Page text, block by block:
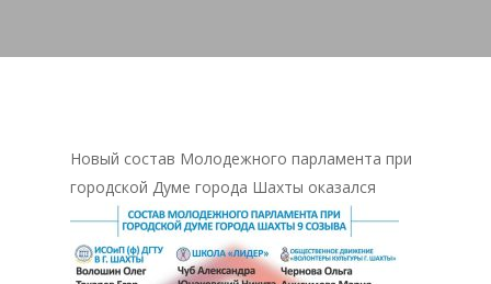
Новый состав Молодежного парламента при
городской Думе города Шахты оказался